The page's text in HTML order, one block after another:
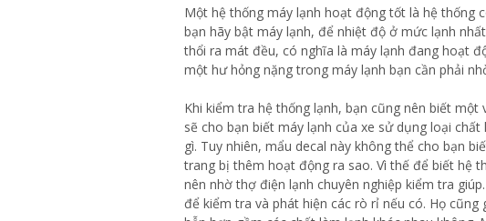
Một hệ thống máy lạnh hoạt động tốt là hệ thống
bạn hãy bật máy lạnh, để nhiệt độ ở mức lạnh
thổi ra mát đều, có nghĩa là máy lạnh đang hoạt
một hư hỏng nặng trong máy lạnh bạn cần phải
Khi kiểm tra hệ thống lạnh, bạn cũng nên biết
sẽ cho bạn biết máy lạnh của xe sử dụng loại
gì. Tuy nhiên, mẩu decal này không thể cho bạn
trang bị thêm hoạt động ra sao. Vì thế để biết hệ
nên nhờ thợ điện lạnh chuyên nghiệp kiểm tra
để kiểm tra và phát hiện các rò rỉ nếu có. Họ